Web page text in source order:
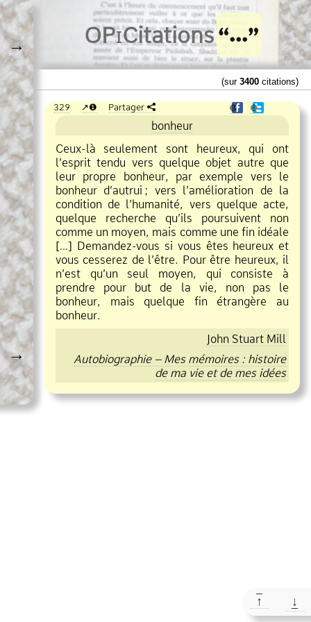
→
→
OPiCitations
(sur 3400 citations)
329 ❶ Partager ❶ ❶
bonheur
Ceux là seulement sont heureux, qui ont
l’esprit tendu vers quelque objet autre que
leur propre bonheur, par exemple vers le
bonheur d’autrui ; vers l’amélioration de la
condition de l’humanité, vers quelque acte,
quelque recherche qu’ils poursuivent non
comme un moyen, mais comme une fin idéale
[…] Demandez vous si vous êtes heureux et
vous cesserez de l’être. Pour être heureux, il
n’est qu’un seul moyen, qui consiste à
prendre pour but de la vie, non pas le
bonheur, mais quelque fin étrangère au
bonheur.
John Stuart Mill
Autobiographie – Mes mémoires : histoire
de ma vie et de mes idées
↑ ↓